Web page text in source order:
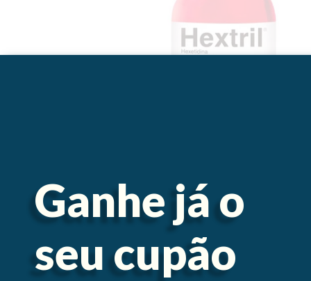
Ganhe já o
seu cupão